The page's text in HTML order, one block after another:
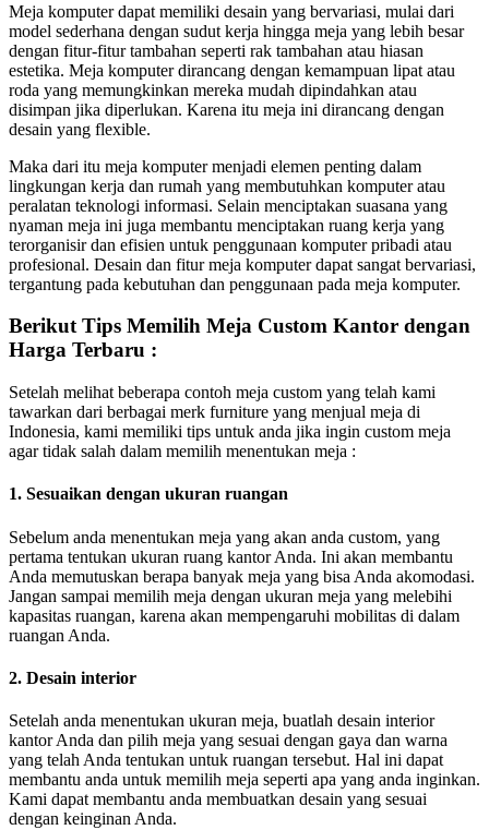
Meja komputer dapat memiliki desain yang bervariasi, mulai dari
model sederhana dengan sudut kerja hingga meja yang lebih besar
dengan fitur-fitur tambahan seperti rak tambahan atau hiasan
estetika. Meja komputer dirancang dengan kemampuan lipat atau
roda yang memungkinkan mereka mudah dipindahkan atau
disimpan jika diperlukan. Karena itu meja ini dirancang dengan
desain yang flexible.
Maka dari itu meja komputer menjadi elemen penting dalam
lingkungan kerja dan rumah yang membutuhkan komputer atau
peralatan teknologi informasi. Selain menciptakan suasana yang
nyaman meja ini juga membantu menciptakan ruang kerja yang
terorganisir dan efisien untuk penggunaan komputer pribadi atau
profesional. Desain dan fitur meja komputer dapat sangat bervariasi,
tergantung pada kebutuhan dan penggunaan pada meja komputer.
Berikut Tips Memilih Meja Custom Kantor dengan
Harga Terbaru :
Setelah melihat beberapa contoh meja custom yang telah kami
tawarkan dari berbagai merk furniture yang menjual meja di
Indonesia, kami memiliki tips untuk anda jika ingin custom meja
agar tidak salah dalam memilih menentukan meja :
1. Sesuaikan dengan ukuran ruangan
Sebelum anda menentukan meja yang akan anda custom, yang
pertama tentukan ukuran ruang kantor Anda. Ini akan membantu
Anda memutuskan berapa banyak meja yang bisa Anda akomodasi.
Jangan sampai memilih meja dengan ukuran meja yang melebihi
kapasitas ruangan, karena akan mempengaruhi mobilitas di dalam
ruangan Anda.
2. Desain interior
Setelah anda menentukan ukuran meja, buatlah desain interior
kantor Anda dan pilih meja yang sesuai dengan gaya dan warna
yang telah Anda tentukan untuk ruangan tersebut. Hal ini dapat
membantu anda untuk memilih meja seperti apa yang anda inginkan.
Kami dapat membantu anda membuatkan desain yang sesuai
dengan keinginan Anda.